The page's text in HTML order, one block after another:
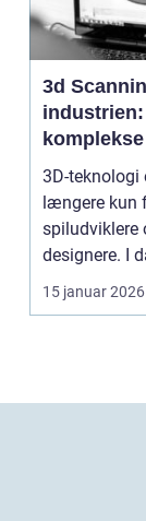
3d
til præcise
3D-teknologi
længere kun
spiludviklere
designere. I
en lang række
virksomh...
15 januar 2026